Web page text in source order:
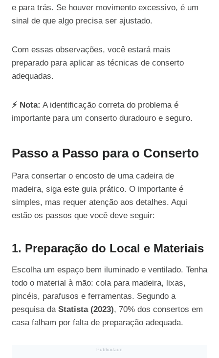
e para trás. Se houver movimento excessivo, é um
sinal de que algo precisa ser ajustado.
Com essas observações, você estará mais
preparado para aplicar as técnicas de conserto
adequadas.
⚡ Nota: A identificação correta do problema é
importante para um conserto duradouro e seguro.
Passo a Passo para o Conserto
Para consertar o encosto de uma cadeira de
madeira, siga este guia prático. O importante é
simples, mas requer atenção aos detalhes. Aqui
estão os passos que você deve seguir:
1. Preparação do Local e Materiais
Escolha um espaço bem iluminado e ventilado. Tenha
todo o material à mão: cola para madeira, lixas,
pincéis, parafusos e ferramentas. Segundo a
pesquisa da Statista (2023), 70% dos consertos em
casa falham por falta de preparação adequada.
Publicidade